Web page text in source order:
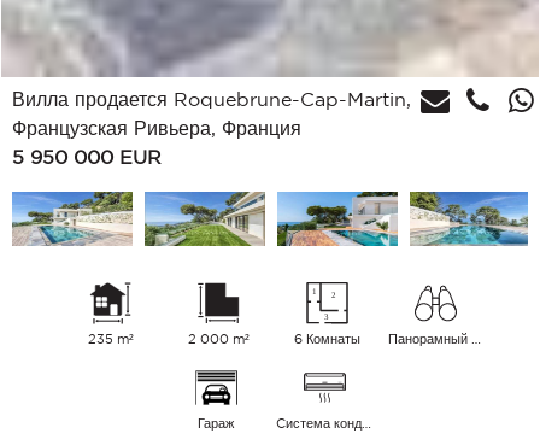
Вилла продается Roquebrune-Cap-Martin,
Французская Ривьера, Франция
5 950 000 EUR
235 m² 2 000 m² 6 Комнаты
Гараж